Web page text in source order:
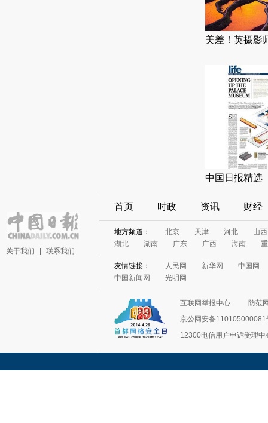
美差！英摄影
中国日报精选
关于我们 联系我们
首页 时政 资讯 财经
地方频道： 北京 天津 河北
山西
湖北
湖南 广东 广西 海南
友情链接： 人民网 新华网
中国网
中国新闻网
光明网
互联网举报中心
防范
京公网安备110105000081
12300电信用户申诉受理中